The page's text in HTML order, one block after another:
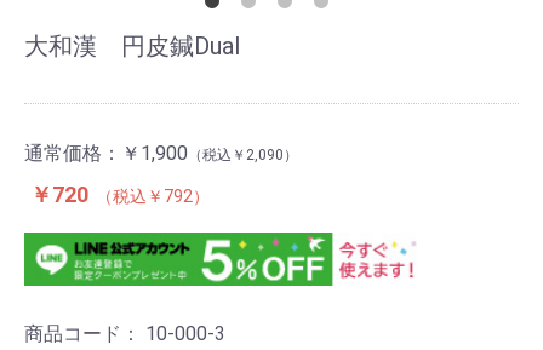
大和漢 円皮鍼Dual
通常価格： ￥1,900 ￥2,090
￥720 ￥792
商品コード： 10-000-3